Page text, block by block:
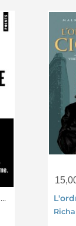
Traite Sur L'intolerance